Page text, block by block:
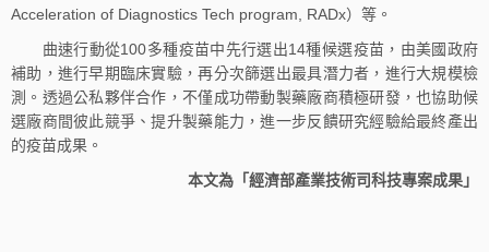
Acceleration of Diagnostics Tech program, RADx）等。
曲速行動從100多種疫苗中先行選出14種候選疫苗，由美國政府
補助，進行早期臨床實驗，再分次篩選出最具潛力者，進行大規模檢
測。透過公私夥伴合作，不僅成功帶動製藥廠商積極研發，也協助候
選廠商間彼此競爭、提升製藥能力，進一步反饋研究經驗給最終產出
的疫苗成果。
本文為「經濟部產業技術司科技專案成果」